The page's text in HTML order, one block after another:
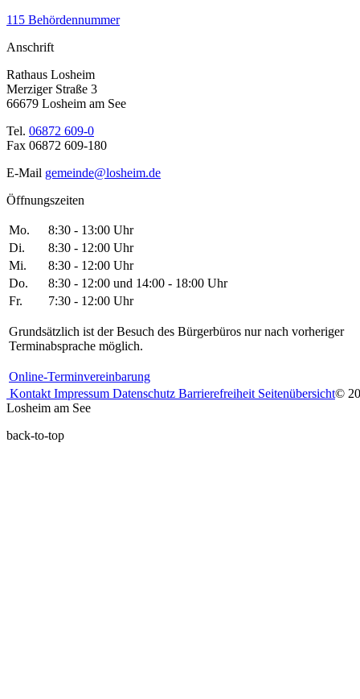
115 Behördennummer
Anschrift
Rathaus Losheim
Merziger Straße 3
66679 Losheim am See
Tel. 06872 609-0
Fax 06872 609-180
E-Mail gemeinde@losheim.de
Öffnungszeiten
Mo.
8:30 - 13:00 Uhr
Di.
8:30 - 12:00 Uhr
Mi.
8:30 - 12:00 Uhr
Do.
8:30 - 12:00 und 14:00 - 18:00 Uhr
Fr.
7:30 - 12:00 Uhr
Grundsätzlich ist der Besuch des Bürgerbüros nur nach vorheriger
Terminabsprache möglich.
Online-Terminvereinbarung
Kontakt Impressum Datenschutz Barrierefreiheit Seitenübersicht©
Losheim am See
back-to-top